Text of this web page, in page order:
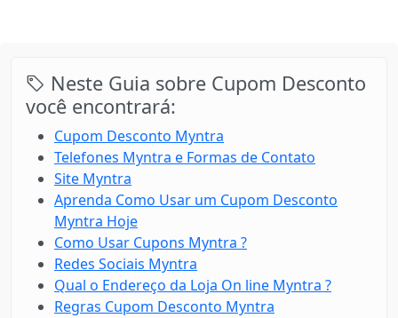
Neste Guia sobre Cupom Desconto
você encontrará:
Cupom Desconto Myntra
Telefones Myntra e Formas de Contato
Site Myntra
Aprenda Como Usar um Cupom Desconto
Myntra Hoje
Como Usar Cupons Myntra ?
Redes Sociais Myntra
Qual o Endereço da Loja On line Myntra ?
Regras Cupom Desconto Myntra